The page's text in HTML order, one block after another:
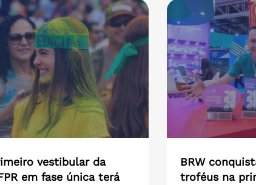
vestibular da
em fase única terá
BRW
troféus na